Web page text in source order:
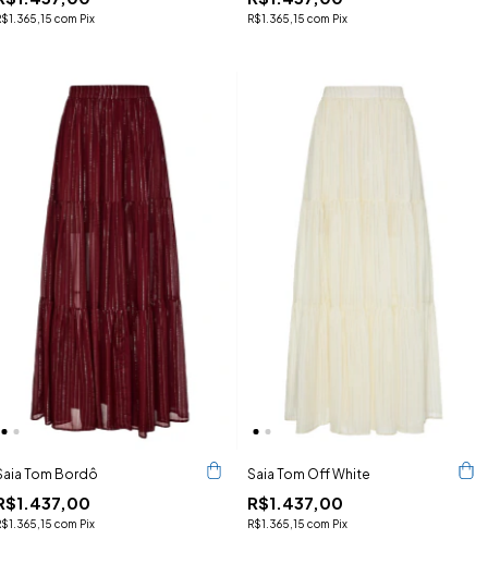
com Pix R$1.365,15 com Pix
Tom Bordô
com Pix
Saia Tom Off White
R$1.437,00
R$1.365,15 com Pix